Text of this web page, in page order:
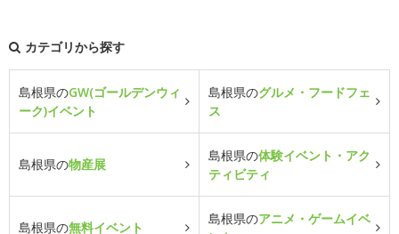
カテゴリから探す
島根県のGW(ゴールデンウィ
ーク)イベント
島根県のグルメ・フードフェ
ス
島根県の物産展
島根県の体験イベント・アク
ティビティ
島根県の無料イベント
島根県のアニメ・ゲームイベ